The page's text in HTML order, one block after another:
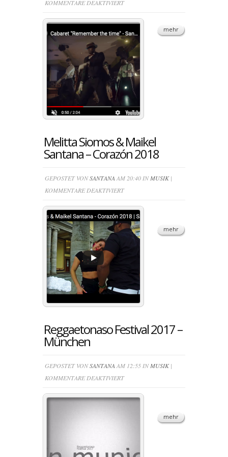
KOMMENTARE DEAKTIVIERTFÜR
„REMEMBER
THE
TIME“
mehr
Melitta Siomos & Maikel
Santana – Corazón 2018
GEPOSTET VONSANTANA AM 20:40 INMUSIK|
KOMMENTARE DEAKTIVIERTFÜR
SIOMOS
&
MAIKEL
CORAZÓN
2018
mehr
Reggaetonaso Festival 2017 –
München
GEPOSTET VONSANTANA AM 12:55 INMUSIK|
KOMMENTARE DEAKTIVIERTFÜR
FESTIVAL
mehr